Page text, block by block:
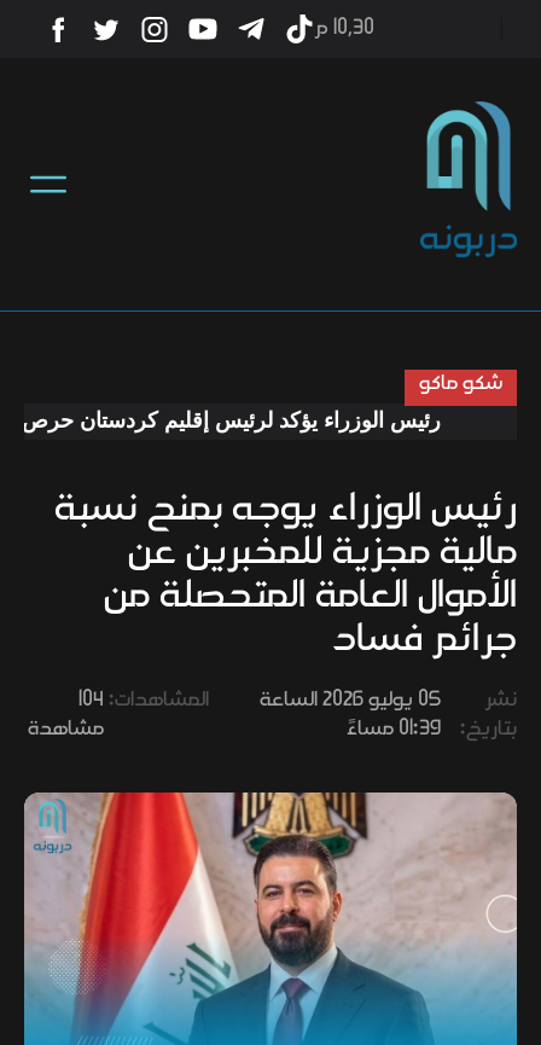
أخبار
رياضة
صحة
ثقافة
وفنون
10٫30 م
شكو ماكو
رئيس الوزراء يؤكد لرئيس إقليم كردستان حرص
رئيس الوزراء يوجه بمنح نسبة
مالية مجزية للمخبرين عن
الأموال العامة المتحصلة من
جرائم فساد
نشر
بتاريخ:
05 يوليو 2026 الساعة
01:39 مساءً
المشاهدات: 104
مشاهدة